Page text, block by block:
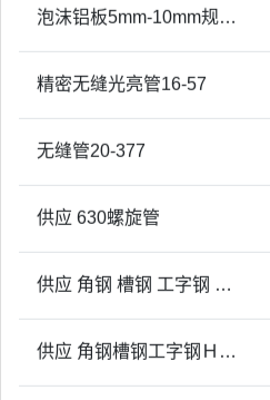
精密无缝光亮管16-57
无缝管20-377
供应 630螺旋管